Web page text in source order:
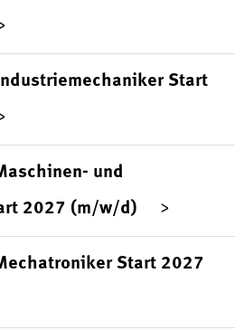
Start
und
2027 (m/w/d)
Start 2027